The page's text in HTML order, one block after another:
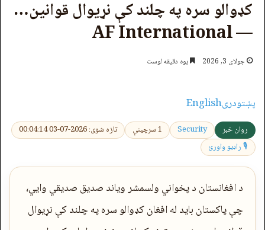
کډوالو سره په چلند کې نړیوال قوانین…
— AF International
جولای 3, 2026 یوه دقیقه لوست
پښتودریEnglish
روان خبر Security 1 سرچینې
تازه شوی: 2026-07-03 00:04:14
🎙 راډیو واورئ
د افغانستان د پخواني ولسمشر ویاند صدیق صدیقي وایي،
چې پاکستان باید له افغان کډوالو سره په چلند کې نړیوال